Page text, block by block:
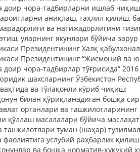
доир чора-тадбирларни ишлаб
аниқлаш, таҳлил қилиш,
ва натижадорлигини
уларнинг якунлари бўйича
Президентининг Халқ
Президентининг “Жисмоний
чора-тадбирлар тўғрисида”
шахсларнинг Ўзбекистон
ва тўлақонли кўриб чиқиш;
билан қўриқланадиган бошқа
органлари ва
қўллаш масалалари бўйича
ташкилотлари туман (шаҳар)
фаолиятига услубий раҳбарлик
ва бошқа норматив-